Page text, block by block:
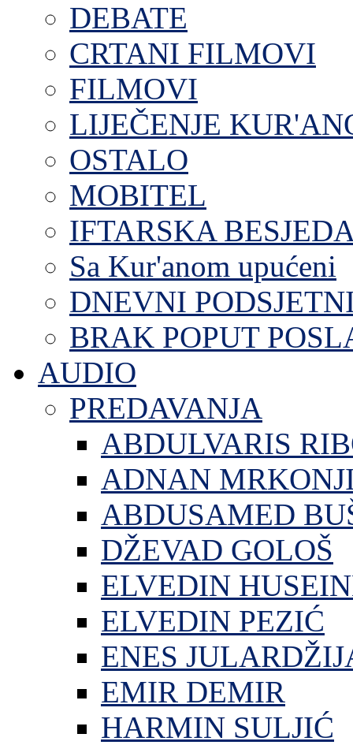
DEBATE
CRTANI FILMOVI
FILMOVI
LIJEČENJE
OSTALO
MOBITEL
IFTARSKA
Sa Kur'anom upućeni
DNEVNI
BRAK POPUT
AUDIO
PREDAVANJA
ABDULVARIS
ADNAN
ABDUSAMED
DŽEVAD GOLOŠ
ELVEDIN
ELVEDIN PEZIĆ
ENES
EMIR DEMIR
HARMIN SULJIĆ